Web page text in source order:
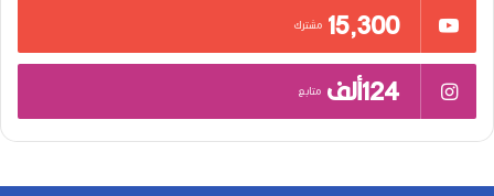
15٬300 مشترك
124ألف متابع